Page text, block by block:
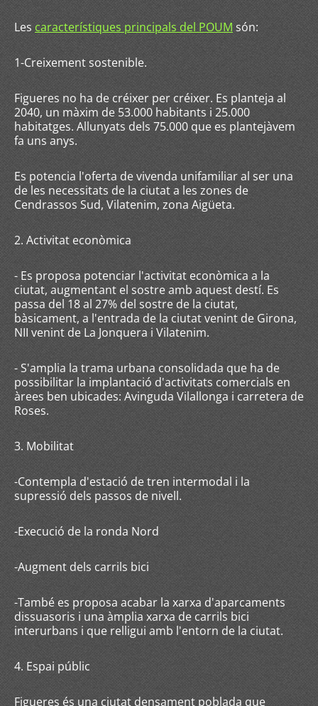
Les característiques principals del POUM són:
1-Creixement sostenible.
Figueres no ha de créixer per créixer. Es planteja al
2040, un màxim de 53.000 habitants i 25.000
habitatges. Allunyats dels 75.000 que es plantejàvem
fa uns anys.
Es potencia l'oferta de vivenda unifamiliar al ser una
de les necessitats de la ciutat a les zones de
Cendrassos Sud, Vilatenim, zona Aigüeta.
2. Activitat econòmica
- Es proposa potenciar l'activitat econòmica a la
ciutat, augmentant el sostre amb aquest destí. Es
passa del 18 al 27% del sostre de la ciutat,
bàsicament, a l'entrada de la ciutat venint de Girona,
NII venint de La Jonquera i Vilatenim.
- S'amplia la trama urbana consolidada que ha de
possibilitar la implantació d'activitats comercials en
àrees ben ubicades: Avinguda Vilallonga i carretera de
Roses.
3. Mobilitat
-Contempla d'estació de tren intermodal i la
supressió dels passos de nivell.
-Execució de la ronda Nord
-Augment dels carrils bici
-També es proposa acabar la xarxa d'aparcaments
dissuasoris i una àmplia xarxa de carrils bici
interurbans i que relligui amb l'entorn de la ciutat.
4. Espai públic
Figueres és una ciutat densament poblada que